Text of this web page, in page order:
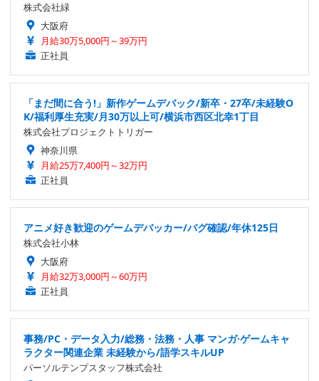
株式会社緑
大阪府
月給30万5,000円～39万円
正社員
「まだ間に合う!」新作ゲームデバック/新卒・27卒/未経験O
K/福利厚生充実/月30万以上可/横浜市西区北幸1丁目
株式会社プロジェクトトリガー
神奈川県
月給25万7,400円～32万円
正社員
アニメ好き歓迎のゲームデバッカー/バグ確認/年休125日
株式会社小林
大阪府
月給32万3,000円～60万円
正社員
事務/PC・データ入力/総務・法務・人事 マンガ·ゲームキャ
ラクター関連企業 未経験から/語学スキルUP
パーソルテンプスタッフ株式会社